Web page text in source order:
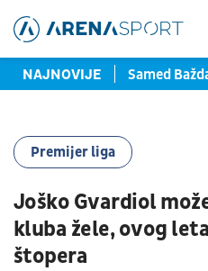
NAJNOVIJE
u Torontu Samed
Premijer liga
Joško Gvardiol
kluba žele, ovog
štopera